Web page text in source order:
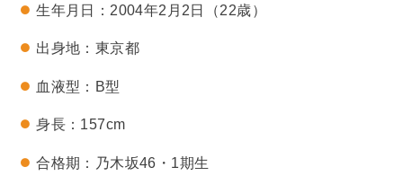
生年月日：2004年2月2日（22歳）
出身地：東京都
血液型：B型
身長：157cm
合格期：乃木坂46・1期生